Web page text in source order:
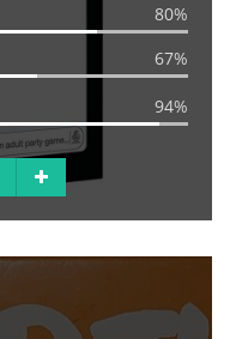
80%
67%
94%